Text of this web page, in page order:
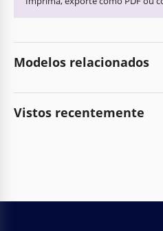
Modelos relacionados
Vistos recentemente